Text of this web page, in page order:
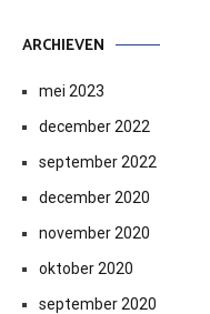
ARCHIEVEN
mei 2023
december 2022
september 2022
december 2020
november 2020
oktober 2020
september 2020